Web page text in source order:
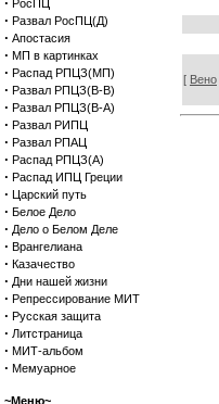
РосПЦ
· Развал РосПЦ(Д)
· Апостасия
· МП в картинках
· Распад РПЦЗ(МП)
· Развал РПЦЗ(В-В)
· Развал РПЦЗ(В-А)
· Развал РИПЦ
· Развал РПАЦ
· Распад РПЦЗ(А)
· Распад ИПЦ Греции
· Царский путь
· Белое Дело
· Дело о Белом Деле
· Врангелиана
· Казачество
· Дни нашей жизни
· Репрессирование МИТ
· Русская защита
· Литстраница
· МИТ-альбом
· Мемуарное
~Меню~
[ Вено